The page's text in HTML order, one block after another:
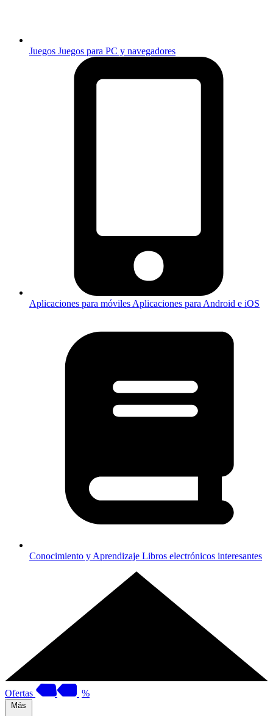
Juegos Juegos para PC y navegadores
Aplicaciones para móviles Aplicaciones para Android e iOS
Conocimiento y Aprendizaje Libros electrónicos interesantes
Ofertas %
Más